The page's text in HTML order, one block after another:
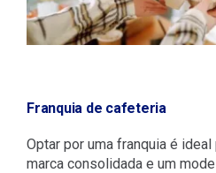
Franquia de cafeteria
Optar por uma franquia é
marca consolidada e um